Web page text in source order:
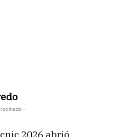
-
2026 abrió